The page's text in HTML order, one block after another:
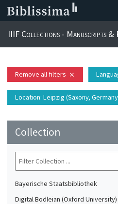
IIIF Collections - Manuscripts &
Remove all filters close
Location: Leipzig (Saxony,
Collection
Bayerische Staatsbibliothek
Digital Bodleian (Oxford University)